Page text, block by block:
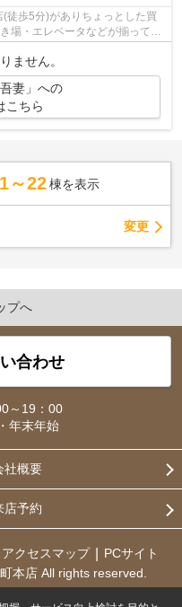
徒歩5分)がありちょっとした買
場・エレベータなどが揃ってお
ません。
妻」への
こちら
1～22 棟を表示
変更
プへ
合わせ
～19：00
年末年始
社概要
店予約
アクセスマップ
PCサイト
本店 All rights reserved.